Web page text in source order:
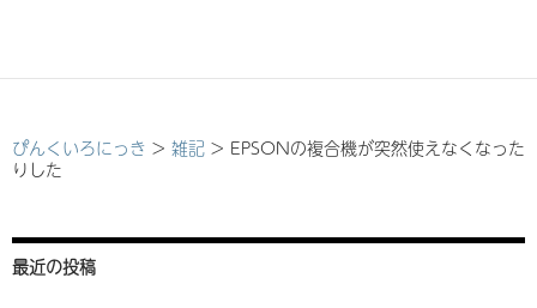
ぴんくいろにっき > 雑記 > EPSONの複合機が突然使えなくなった
りした
最近の投稿